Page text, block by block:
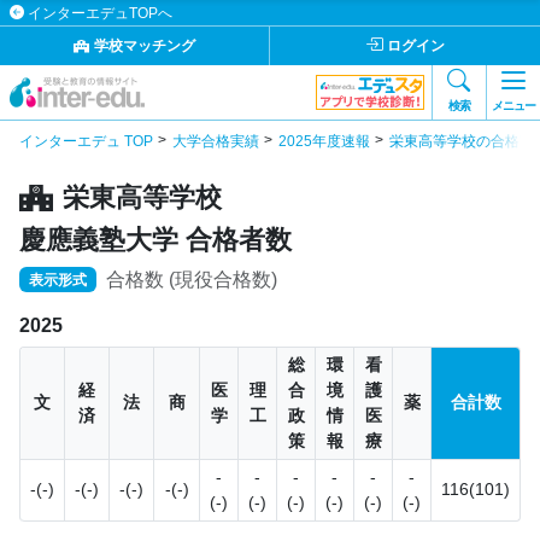
インターエデュTOPへ
学校マッチング
ログイン
検索 メニュー
インターエデュ TOP 大学合格実績 2025年度速報 栄東高等学校の合格実
栄東高等学校
慶應義塾大学 合格者数
表示形式 合格数 (現役合格数)
2025
文
経
済
法 商
医
学
理
工
総
合
政
策
環
境
情
報
看
護
医
療
薬 合計数
-(-) -(-) -(-) -(-)
-
(-)
-
(-)
-
(-)
-
(-)
-
(-)
-
(-)
116(101)